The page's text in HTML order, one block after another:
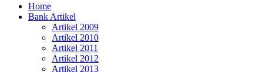
Jamal Rafaie | Memimpin
Pemikiran
"Memimpin Pemikiran"
Home
Bank Artikel
Artikel 2009
Artikel 2010
Artikel 2011
Artikel 2012
Artikel 2013